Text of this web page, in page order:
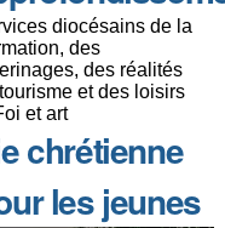
diocésains de la
des
des réalités
et des loisirs
et art
chrétienne
les jeunes